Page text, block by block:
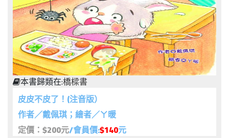
本書歸類在:橋樑書
皮皮不皮了！(注音版）
作者／戴佩琪；繪者／ㄚ暖
定價：$200元/會員價:$140元